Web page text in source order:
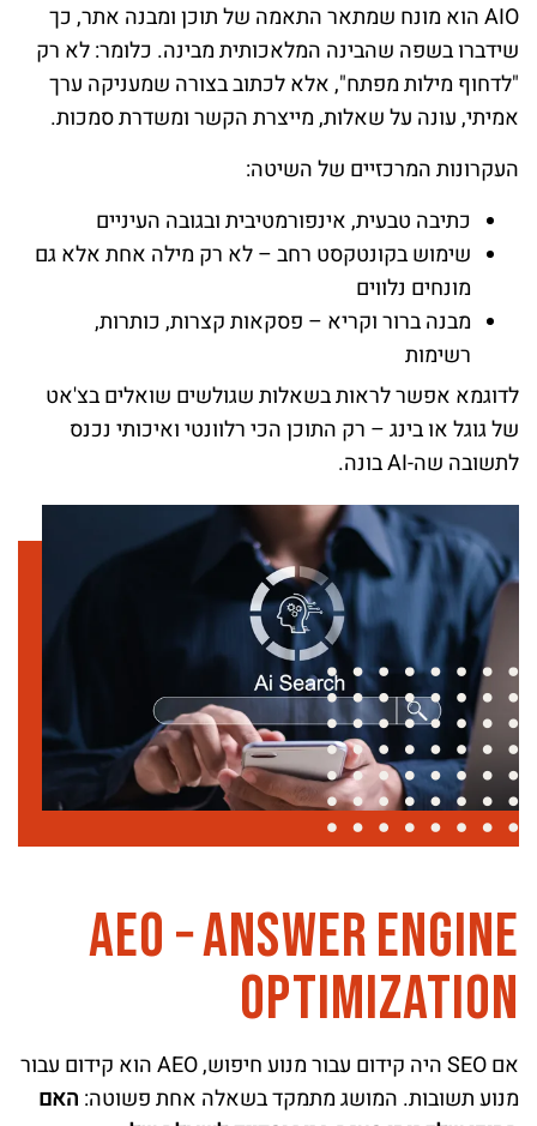
AIO הוא מונח שמתאר התאמה של תוכן ומבנה אתר, כך
שידברו בשפה שהבינה המלאכותית מבינה. כלומר: לא רק
"לדחוף מילות מפתח", אלא לכתוב בצורה שמעניקה ערך
אמיתי, עונה על שאלות, מייצרת הקשר ומשדרת סמכות.
העקרונות המרכזיים של השיטה:
כתיבה טבעית, אינפורמטיבית ובגובה העיניים
שימוש בקונטקסט רחב – לא רק מילה אחת אלא גם
מונחים נלווים
מבנה ברור וקריא – פסקאות קצרות, כותרות,
רשימות
לדוגמא אפשר לראות בשאלות שגולשים שואלים בצ'אט
של גוגל או בינג – רק התוכן הכי רלוונטי ואיכותי נכנס
לתשובה שה-AI בונה.
AEO –AnswerEngine
Optimization
אם SEO היה קידום עבור מנוע חיפוש, AEO הוא קידום עבור
מנוע תשובות. המושג מתמקד בשאלה אחת פשוטה: האם